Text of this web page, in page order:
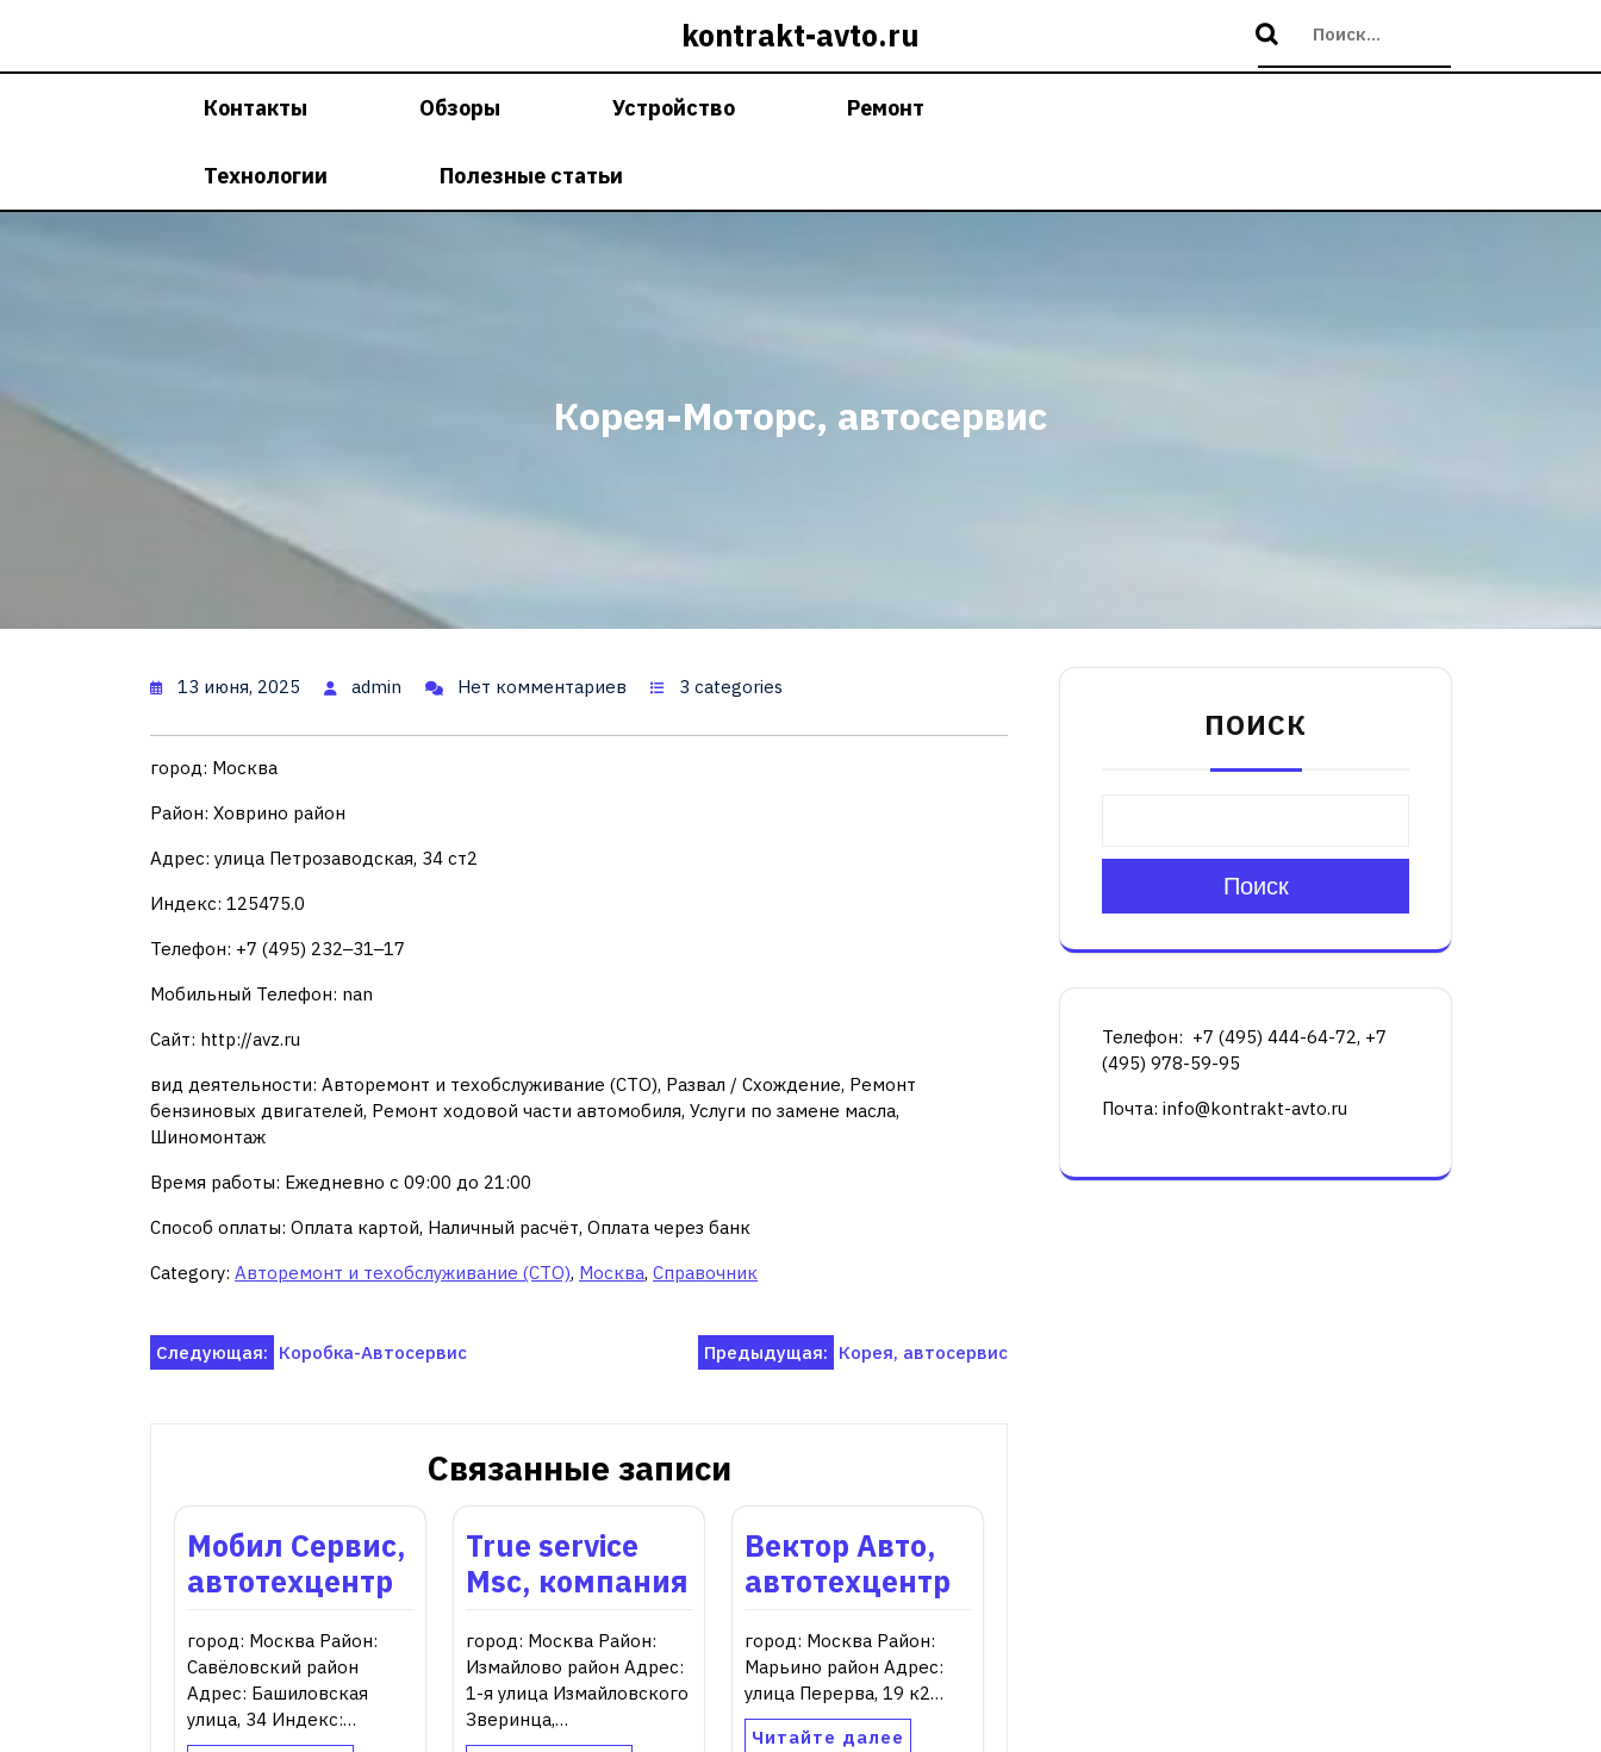
kontrakt-avto.ru
Контакты Обзоры Устройство Ремонт
Технологии Полезные статьи
Корея-Моторс, автосервис
13 июня, 2025 admin Нет комментариев 3 categories
город: Москва
Район: Ховрино район
Адрес: улица Петрозаводская, 34 ст2
Индекс: 125475.0
Телефон: +7 (495) 232‒31‒17
Мобильный Телефон: nan
Сайт: http://avz.ru
вид деятельности: Авторемонт и техобслуживание (СТО), Развал / Схождение, Ремонт
бензиновых двигателей, Ремонт ходовой части автомобиля, Услуги по замене масла,
Шиномонтаж
Время работы: Ежедневно с 09:00 до 21:00
Способ оплаты: Оплата картой, Наличный расчёт, Оплата через банк
Category: Авторемонт и техобслуживание (СТО), Москва, Справочник
Навигация
Предыдущая: Корея, автосервис
Следующая: Коробка-Автосервис
Связанные записи
Мобил Сервис,
автотехцентр
город: Москва Район:
Савёловский район
Адрес: Башиловская
улица, 34 Индекс:…
True service
Msc, компания
город: Москва Район:
Измайлово район Адрес:
1-я улица Измайловского
Зверинца,…
Вектор Авто,
автотехцентр
город: Москва Район:
Марьино район Адрес:
улица Перерва, 19 к2…
Читайте далее
ПОИСК
Поиск
Телефон: +7 (495) 444-64-72, +7
(495) 978-59-95
Почта: info@kontrakt-avto.ru